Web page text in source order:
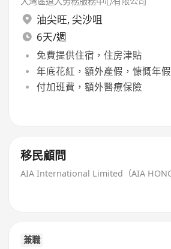
油尖旺, 尖沙咀
6天/週
免費提供住宿，住房津貼
年底花紅，額外產假，慷慨年假
付加班費，額外醫療保險
移民顧問
兼職